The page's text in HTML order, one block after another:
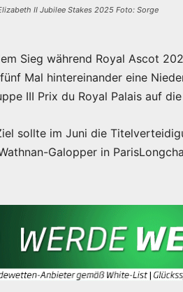
II Jubilee Stakes 2025 Foto: Sorge
Sieg während Royal Ascot
Mal hintereinander eine
III Prix du Royal Palais auf
sollte im Juni die
Galopper in